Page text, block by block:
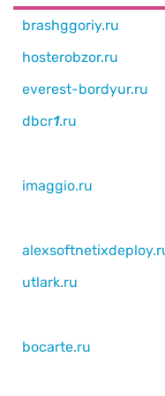
brashggoriy.ru
hosterobzor.ru
everest-bordyur.ru
dbcr1.ru
imaggio.ru
utlark.ru
bocarte.ru